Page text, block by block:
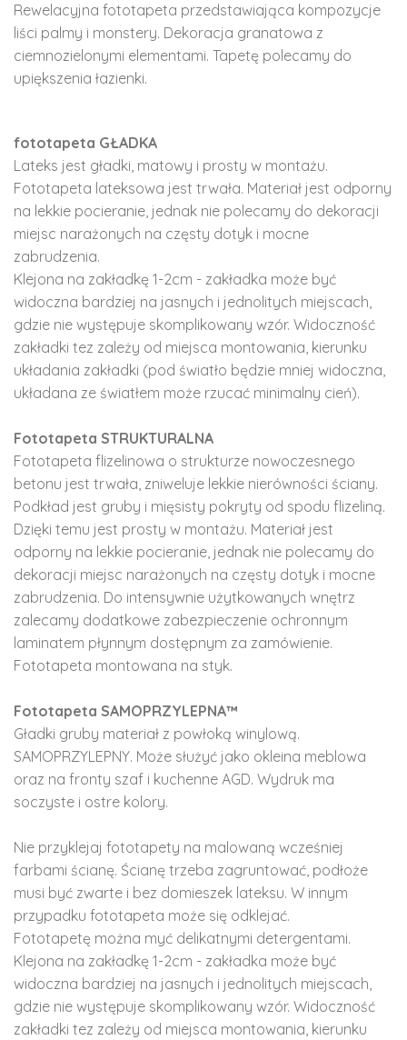
Rewelacyjna fototapeta przedstawiająca kompozycje
liści palmy i monstery. Dekoracja granatowa z
ciemnozielonymi elementami. Tapetę polecamy do
upiększenia łazienki.
fototapeta GŁADKA
Lateks jest gładki, matowy i prosty w montażu.
Fototapeta lateksowa jest trwała. Materiał jest odporny
na lekkie pocieranie, jednak nie polecamy do dekoracji
miejsc narażonych na częsty dotyk i mocne
zabrudzenia.
Klejona na zakładkę 1-2cm - zakładka może być
widoczna bardziej na jasnych i jednolitych miejscach,
gdzie nie występuje skomplikowany wzór. Widoczność
zakładki tez zależy od miejsca montowania, kierunku
układania zakładki (pod światło będzie mniej widoczna,
układana ze światłem może rzucać minimalny cień).
Fototapeta STRUKTURALNA
Fototapeta flizelinowa o strukturze nowoczesnego
betonu jest trwała, zniweluje lekkie nierówności ściany.
Podkład jest gruby i mięsisty pokryty od spodu flizeliną.
Dzięki temu jest prosty w montażu. Materiał jest
odporny na lekkie pocieranie, jednak nie polecamy do
dekoracji miejsc narażonych na częsty dotyk i mocne
zabrudzenia. Do intensywnie użytkowanych wnętrz
zalecamy dodatkowe zabezpieczenie ochronnym
laminatem płynnym dostępnym za zamówienie.
Fototapeta montowana na styk.
Fototapeta SAMOPRZYLEPNA™
Gładki gruby materiał z powłoką winylową.
SAMOPRZYLEPNY. Może służyć jako okleina meblowa
oraz na fronty szaf i kuchenne AGD. Wydruk ma
soczyste i ostre kolory.
Nie przyklejaj fototapety na malowaną wcześniej
farbami ścianę. Ścianę trzeba zagruntować, podłoże
musi być zwarte i bez domieszek lateksu. W innym
przypadku fototapeta może się odklejać.
Fototapetę można myć delikatnymi detergentami.
Klejona na zakładkę 1-2cm - zakładka może być
widoczna bardziej na jasnych i jednolitych miejscach,
gdzie nie występuje skomplikowany wzór. Widoczność
zakładki tez zależy od miejsca montowania, kierunku